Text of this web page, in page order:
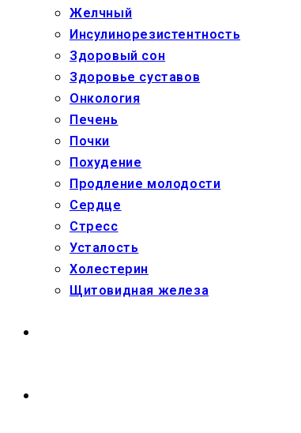
Желчный
Инсулинорезистентность
Здоровый сон
Здоровье суставов
Онкология
Печень
Почки
Похудение
Продление молодости
Сердце
Стресс
Усталость
Холестерин
Щитовидная железа